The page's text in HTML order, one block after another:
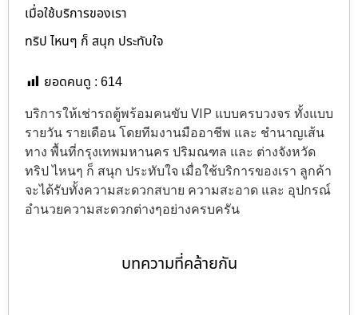
เมื่อใช้บริการของเรา
ทริป ไหนๆ ก็ สนุก ประทับใจ
ยอดคนดู : 614
บริการให้เช่ารถตู้พร้อมคนขับ VIP แบบครบวงจร ทั้งแบบ
รายวัน รายเดือน โดยทีมงานมืออาชีพ และ ชำนาญเส้น
ทาง พื้นที่กรุงเทพมหานคร ปริมณฑล และ ต่างจังหวัด
ทริป ไหนๆ ก็ สนุก ประทับใจ เมื่อใช้บริการของเรา ลูกค้า
จะได้รับทั้งความสะดวกสบาย ความสะอาด และ อุปกรณ์
อำนวยความสะดวกต่างๆอย่างครบครัน
บทความที่คล้ายกัน